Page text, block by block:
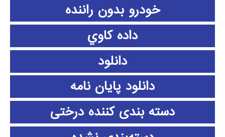
خودرو بدون راننده
داده كاوي
دانلود
دانلود پايان نامه
دسته بندی کننده درختی